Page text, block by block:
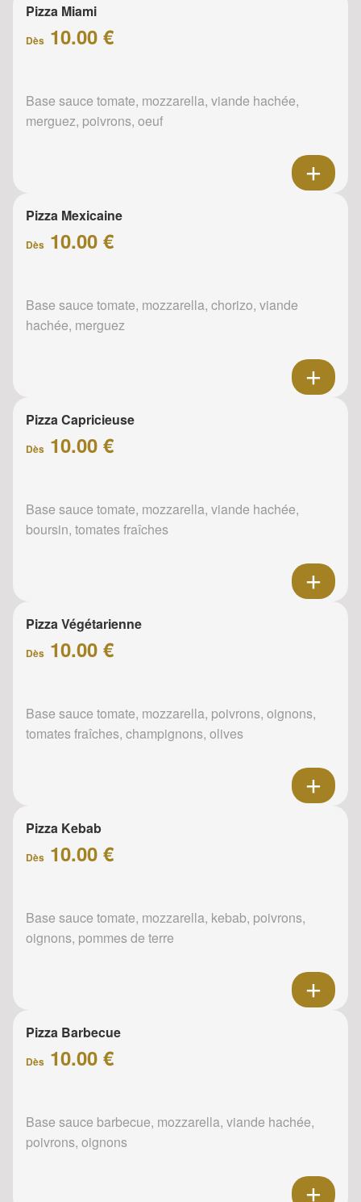
Pizza Miami
Dès 10.00 €
Base sauce tomate, mozzarella, viande hachée,
merguez, poivrons, oeuf
Pizza Mexicaine
Dès 10.00 €
Base sauce tomate, mozzarella, chorizo, viande
hachée, merguez
Pizza Capricieuse
Dès 10.00 €
Base sauce tomate, mozzarella, viande hachée,
boursin, tomates fraîches
Pizza Végétarienne
Dès 10.00 €
Base sauce tomate, mozzarella, poivrons, oignons,
tomates fraîches, champignons, olives
Pizza Kebab
Dès 10.00 €
Base sauce tomate, mozzarella, kebab, poivrons,
oignons, pommes de terre
Pizza Barbecue
Dès 10.00 €
Base sauce barbecue, mozzarella, viande hachée,
poivrons, oignons